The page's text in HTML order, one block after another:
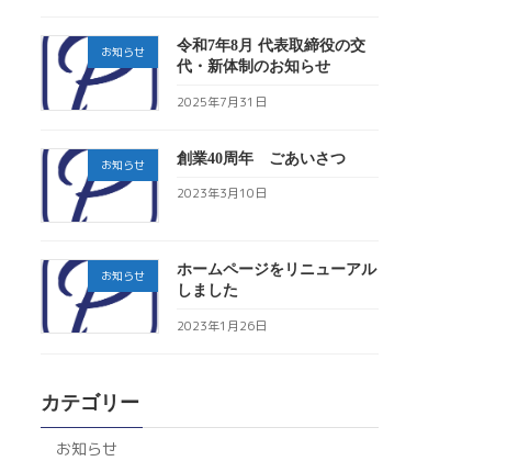
お知らせ
令和7年8月 代表取締役の交
代・新体制のお知らせ
2025年7月31日
お知らせ 創業40周年 ごあいさつ
2023年3月10日
お知らせ
ホームページをリニューアル
しました
2023年1月26日
カテゴリー
お知らせ